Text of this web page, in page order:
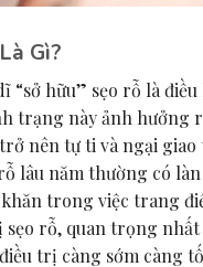
Gì?
“sở hữu” sẹo rỗ là
trạng này ảnh hưởng
nên tự ti và ngại giao
lâu năm thường có
trong việc trang
sẹo rỗ, quan trọng
trị càng sớm càng